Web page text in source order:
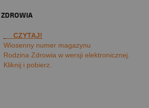
CZYTAJ!
Wiosenny numer magazynu
Rodzina Zdrowia w wersji elektronicznej.
Kliknij i pobierz.